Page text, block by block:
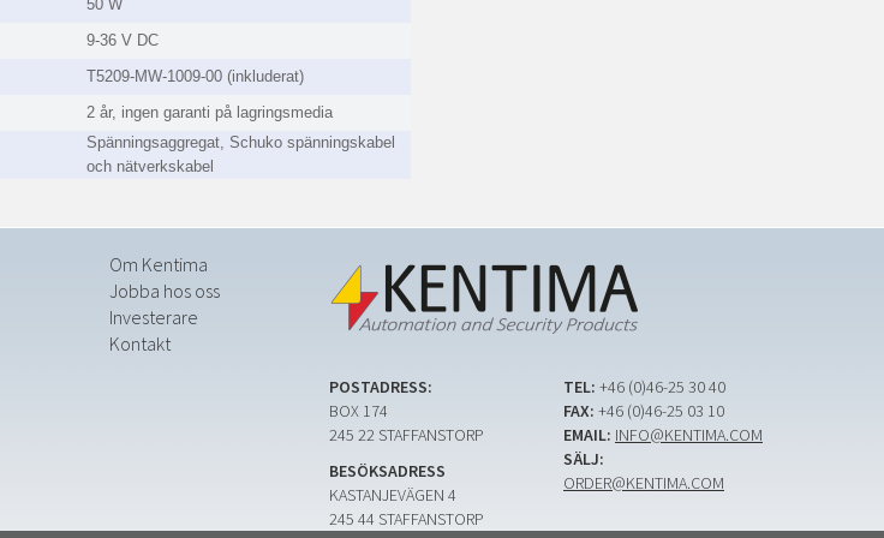
50 W
9-36 V DC
T5209-MW-1009-00 (inkluderat)
2 år, ingen garanti på lagringsmedia
Spänningsaggregat, Schuko spänningskabel
och nätverkskabel
Om Kentima
Jobba hos oss
Investerare
Kontakt
POSTADRESS:
BOX 174
245 22 STAFFANSTORP
BESÖKSADRESS
KASTANJEVÄGEN 4
245 44 STAFFANSTORP
TEL: +46 (0)46-25 30 40
FAX: +46 (0)46-25 03 10
EMAIL: INFO@KENTIMA.COM
SÄLJ:
ORDER@KENTIMA.COM